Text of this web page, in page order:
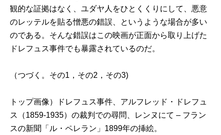
観的な証拠はなく、ユダヤ人をひとくくりにして、悪意
のレッテルを貼る憎悪の錯誤、というような場合が多い
のである。そんな錯誤はこの映画が正面から取り上げた
ドレフュス事件でも暴露されているのだ。
（つづく。 その1 ， その2 ， その3)
トップ画像）ドレフュス事件、アルフレッド・ドレフュ
ス（1859-1935）の裁判での尋問、レンヌにて – フラン
スの新聞「ル・ペレラン」1899年の挿絵。